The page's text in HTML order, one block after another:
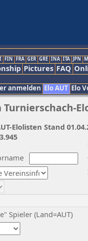
FIN FRA GER GRE INA ITA JPN
Pictures FAQ
anmelden Elo AUT Elo
Spieler (Land=AUT)
Elolisten Stand